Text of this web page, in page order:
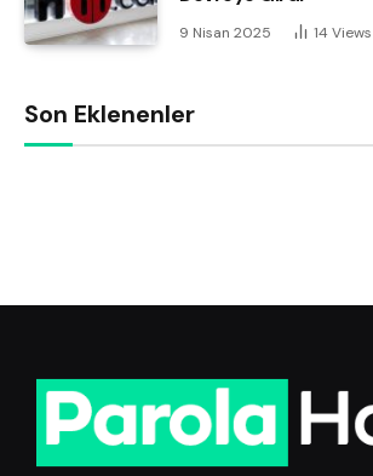
9 Nisan 2025 14 Views
Son Eklenenler